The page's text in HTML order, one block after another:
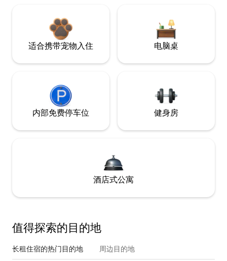
适合携带宠物入住 电脑桌
内部免费停车位 健身房
酒店式公寓
值得探索的目的地
长租住宿的热门目的地 周边目的地